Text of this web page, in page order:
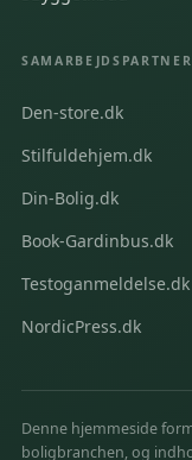
Den-store.dk
Stilfuldehjem.dk
Din-Bolig.dk
Book-Gardinbus.dk
Testoganmeldelse.dk
NordicPress.dk
Denne hjemmeside
boligbranchen, og